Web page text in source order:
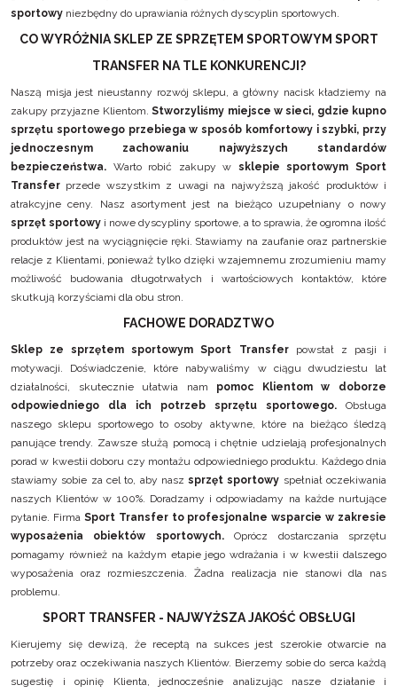
sportowy niezbędny do uprawiania różnych dyscyplin sportowych.
CO WYRÓŻNIA SKLEP ZE SPRZĘTEM SPORTOWYM SPORT
TRANSFER NA TLE KONKURENCJI?
Naszą misja jest nieustanny rozwój sklepu, a główny nacisk kładziemy na
zakupy przyjazne Klientom. Stworzyliśmy miejsce w sieci, gdzie kupno
sprzętu sportowego przebiega w sposób komfortowy i szybki, przy
jednoczesnym zachowaniu najwyższych standardów
bezpieczeństwa. Warto robić zakupy w sklepie sportowym Sport
Transfer przede wszystkim z uwagi na najwyższą jakość produktów i
atrakcyjne ceny. Nasz asortyment jest na bieżąco uzupełniany o nowy
sprzęt sportowy i nowe dyscypliny sportowe, a to sprawia, że ogromna ilość
produktów jest na wyciągnięcie ręki. Stawiamy na zaufanie oraz partnerskie
relacje z Klientami, ponieważ tylko dzięki wzajemnemu zrozumieniu mamy
możliwość budowania długotrwałych i wartościowych kontaktów, które
skutkują korzyściami dla obu stron.
FACHOWE DORADZTWO
Sklep ze sprzętem sportowym Sport Transferpowstał z pasji i
motywacji. Doświadczenie, które nabywaliśmy w ciągu dwudziestu lat
działalności, skutecznie ułatwia nam pomoc Klientom w doborze
odpowiedniego dla ich potrzeb sprzętu sportowego. Obsługa
naszego sklepu sportowego to osoby aktywne, które na bieżąco śledzą
panujące trendy. Zawsze służą pomocą i chętnie udzielają profesjonalnych
porad w kwestii doboru czy montażu odpowiedniego produktu. Każdego dnia
stawiamy sobie za cel to, aby naszsprzęt sportowy spełniał oczekiwania
naszych Klientów w 100%. Doradzamy i odpowiadamy na każde nurtujące
pytanie. Firma Sport Transfer to profesjonalne wsparcie w zakresie
wyposażenia obiektów sportowych.Oprócz dostarczania sprzętu
pomagamy również na każdym etapie jego wdrażania i w kwestii dalszego
wyposażenia oraz rozmieszczenia. Żadna realizacja nie stanowi dla nas
problemu.
SPORT TRANSFER - NAJWYŻSZA JAKOŚĆ OBSŁUGI
Kierujemy się dewizą, że receptą na sukces jest szerokie otwarcie na
potrzeby oraz oczekiwania naszych Klientów. Bierzemy sobie do serca każdą
sugestię i opinię Klienta, jednocześnie analizując nasze działanie i